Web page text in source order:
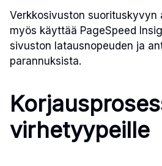
Verkkosivuston suorituskyvyn
myös käyttää PageSpeed
sivuston latausnopeuden ja
parannuksista.
virhetyypeille